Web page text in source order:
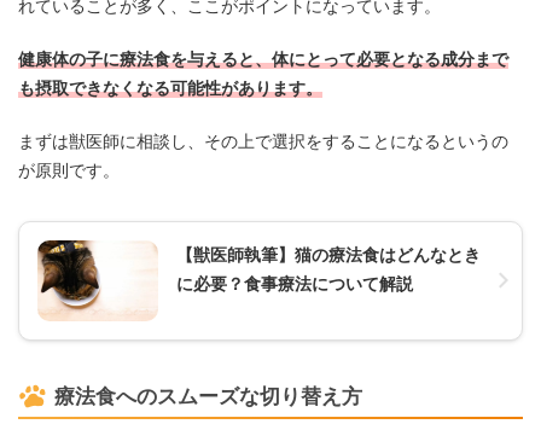
れていることが多く、ここがポイントになっています。
健康体の子に療法食を与えると、体にとって必要となる成分まで
も摂取できなくなる可能性があります。
まずは獣医師に相談し、その上で選択をすることになるというの
が原則です。
【獣医師執筆】猫の療法食はどんなとき
に必要？食事療法について解説
療法食へのスムーズな切り替え方